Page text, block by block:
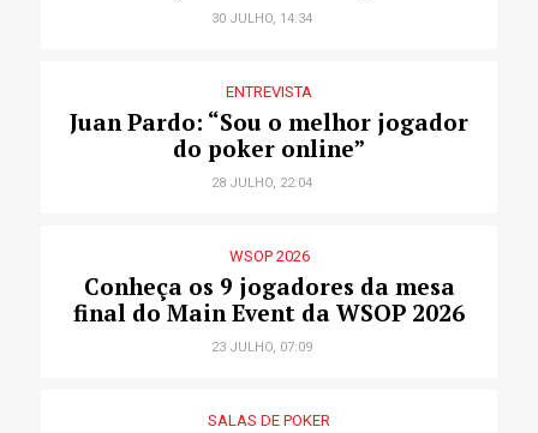
30 JULHO, 14:34
ENTREVISTA
Juan Pardo: “Sou o melhor jogador
do poker online”
28 JULHO, 22:04
WSOP 2026
Conheça os 9 jogadores da mesa
final do Main Event da WSOP 2026
23 JULHO, 07:09
SALAS DE POKER